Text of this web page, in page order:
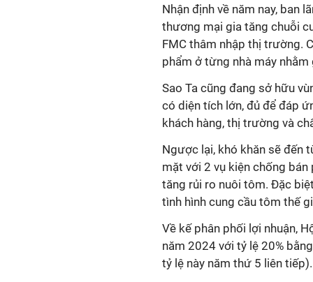
Nhận định về năm nay, ban
thương mại gia tăng chuỗi
FMC thâm nhập thị trường.
phẩm ở từng nhà máy
Sao Ta cũng đang sở hữu
có diện tích lớn, đủ để đáp
khách hàng, thị trường và
Ngược lại, khó khăn sẽ đến
mặt với 2 vụ kiện chống
tăng rủi ro nuôi tôm. Đặc
tình hình cung cầu tôm thế
Về kế phân phối lợi nhuận,
năm 2024 với tỷ lệ 20%
tỷ lệ này năm thứ 5 liên